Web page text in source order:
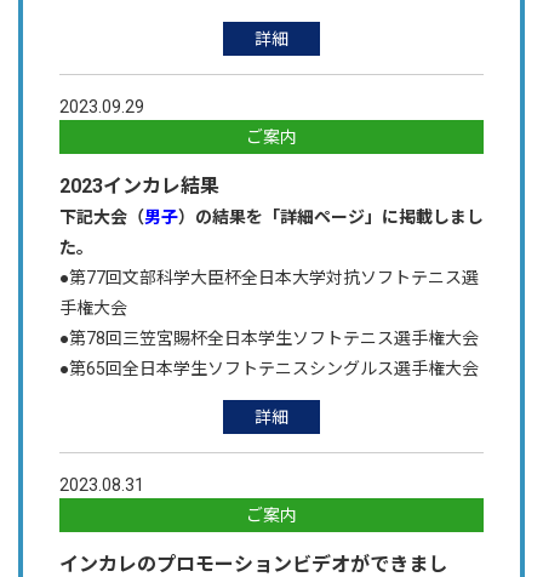
詳細
2023.09.29
ご案内
2023インカレ結果
下記大会（男子）の結果を「詳細ページ」に掲載しまし
た。
●第77回文部科学大臣杯全日本大学対抗ソフトテニス選
手権大会
●第78回三笠宮賜杯全日本学生ソフトテニス選手権大会
●第65回全日本学生ソフトテニスシングルス選手権大会
詳細
2023.08.31
ご案内
インカレのプロモーションビデオができまし